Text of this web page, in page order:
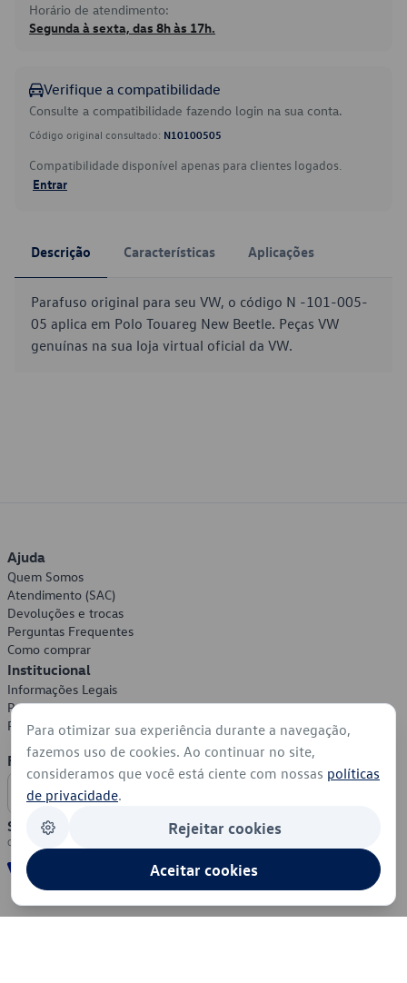
Horário de atendimento:
Segunda à sexta, das 8h às 17h.
Verifique a compatibilidade
Consulte a compatibilidade fazendo login na sua conta.
Código original consultado: N10100505
Compatibilidade disponível apenas para clientes logados.
Entrar
Descrição Características Aplicações
Parafuso original para seu VW, o código N -101-005-
05 aplica em Polo Touareg New Beetle. Peças VW
genuínas na sua loja virtual oficial da VW.
Ajuda
Quem Somos
Atendimento (SAC)
Devoluções e trocas
Perguntas Frequentes
Como comprar
Institucional
Informações Legais
Política de Privacidade
Política de Cookies
Formas de Pagamento
Segurança
Para otimizar sua experiência durante a navegação,
fazemos uso de cookies. Ao continuar no site,
consideramos que você está ciente com nossas políticas
de privacidade.
Rejeitar cookies
Aceitar cookies